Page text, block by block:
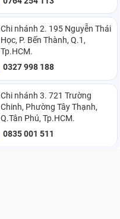
Chi nhánh 2. 195 Nguyễn Thái
Học, P. Bến Thành, Q.1,
Tp.HCM.
0327 998 188
Chi nhánh 3. 721 Trường
Chinh, Phường Tây Thạnh,
Q.Tân Phú, Tp.HCM.
0835 001 511